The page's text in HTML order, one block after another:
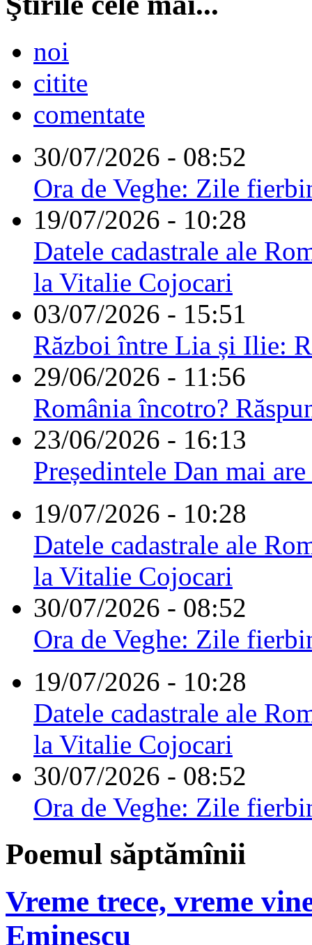
noi
citite
comentate
30/07/2026 - 08:52
Ora de Veghe: Zile
19/07/2026 - 10:28
Datele cadastrale ale
la Vitalie Cojocari
03/07/2026 - 15:51
Război între Lia și Ilie:
29/06/2026 - 11:56
România încotro?
23/06/2026 - 16:13
Președintele Dan mai
19/07/2026 - 10:28
Datele cadastrale ale
la Vitalie Cojocari
30/07/2026 - 08:52
Ora de Veghe: Zile
19/07/2026 - 10:28
Datele cadastrale ale
la Vitalie Cojocari
30/07/2026 - 08:52
Ora de Veghe: Zile
Poemul săptămînii
Vreme trece, vreme
Eminescu